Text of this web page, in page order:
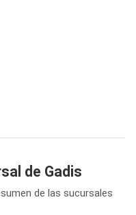
de Gadis
de las sucursales